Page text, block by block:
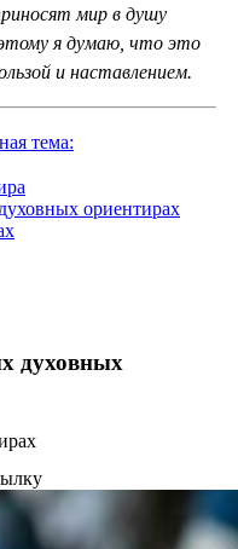
мир в душу
я думаю, что это
и наставлением.
тема:
ориентирах
духовных